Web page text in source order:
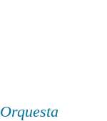
Orquesta